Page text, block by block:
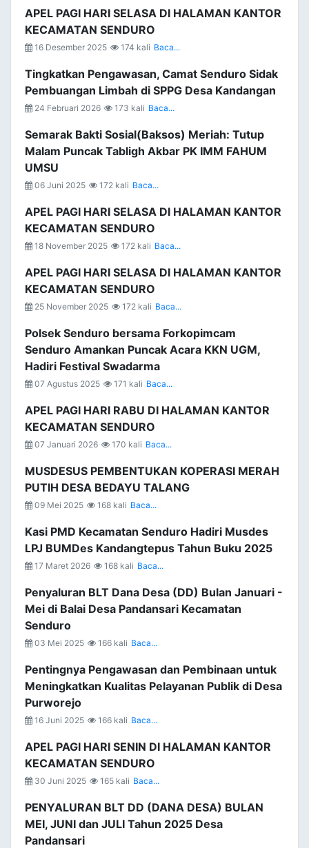
APEL PAGI HARI SELASA DI HALAMAN KANTOR
KECAMATAN SENDURO
16 Desember 2025 174 kali Baca...
Tingkatkan Pengawasan, Camat Senduro Sidak
Pembuangan Limbah di SPPG Desa Kandangan
24 Februari 2026 173 kali Baca...
Semarak Bakti Sosial(Baksos) Meriah: Tutup
Malam Puncak Tabligh Akbar PK IMM FAHUM
UMSU
06 Juni 2025 172 kali Baca...
APEL PAGI HARI SELASA DI HALAMAN KANTOR
KECAMATAN SENDURO
18 November 2025 172 kali Baca...
APEL PAGI HARI SELASA DI HALAMAN KANTOR
KECAMATAN SENDURO
25 November 2025 172 kali Baca...
Polsek Senduro bersama Forkopimcam
Senduro Amankan Puncak Acara KKN UGM,
Hadiri Festival Swadarma
07 Agustus 2025 171 kali Baca...
APEL PAGI HARI RABU DI HALAMAN KANTOR
KECAMATAN SENDURO
07 Januari 2026 170 kali Baca...
MUSDESUS PEMBENTUKAN KOPERASI MERAH
PUTIH DESA BEDAYU TALANG
09 Mei 2025 168 kali Baca...
Kasi PMD Kecamatan Senduro Hadiri Musdes
LPJ BUMDes Kandangtepus Tahun Buku 2025
17 Maret 2026 168 kali Baca...
Penyaluran BLT Dana Desa (DD) Bulan Januari -
Mei di Balai Desa Pandansari Kecamatan
Senduro
03 Mei 2025 166 kali Baca...
Pentingnya Pengawasan dan Pembinaan untuk
Meningkatkan Kualitas Pelayanan Publik di Desa
Purworejo
16 Juni 2025 166 kali Baca...
APEL PAGI HARI SENIN DI HALAMAN KANTOR
KECAMATAN SENDURO
30 Juni 2025 165 kali Baca...
PENYALURAN BLT DD (DANA DESA) BULAN
MEI, JUNI dan JULI Tahun 2025 Desa
Pandansari